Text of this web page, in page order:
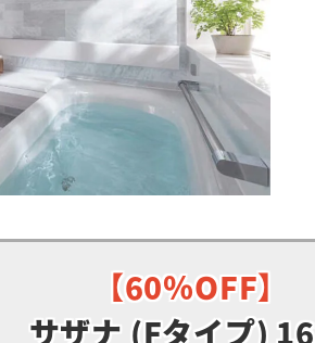
【60％OFF】
サザナ (Fタイプ)